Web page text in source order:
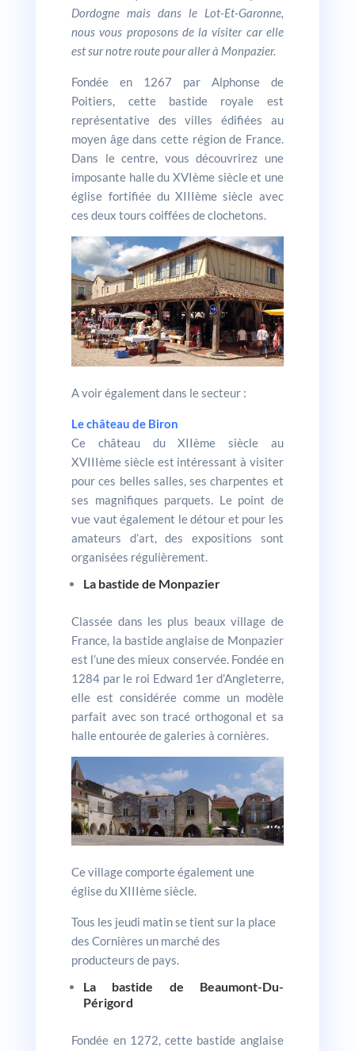
Dordogne mais dans le Lot-Et-Garonne,
nous vous proposons de la visiter car elle
est sur notre route pour aller à Monpazier.
Fondée en 1267 par Alphonse de
Poitiers, cette bastide royale est
représentative des villes édifiées au
moyen âge dans cette région de France.
Dans le centre, vous découvrirez une
imposante halle du XVIème siècle et une
église fortifiée du XIIIème siècle avec
ces deux tours coiffées de clochetons.
A voir également dans le secteur :
Le château de Biron
Ce château du XIIème siècle au
XVIIIème siècle est intéressant à visiter
pour ces belles salles, ses charpentes et
ses magnifiques parquets. Le point de
vue vaut également le détour et pour les
amateurs d’art, des expositions sont
organisées régulièrement.
La bastide de Monpazier
Classée dans les plus beaux village de
France, la bastide anglaise de Monpazier
est l’une des mieux conservée. Fondée en
1284 par le roi Edward 1er d’Angleterre,
elle est considérée comme un modèle
parfait avec son tracé orthogonal et sa
halle entourée de galeries à cornières.
Ce village comporte également une
église du XIIIème siècle.
Tous les jeudi matin se tient sur la place
des Cornières un marché des
producteurs de pays.
La bastide de Beaumont-Du-
Périgord
Fondée en 1272, cette bastide anglaise